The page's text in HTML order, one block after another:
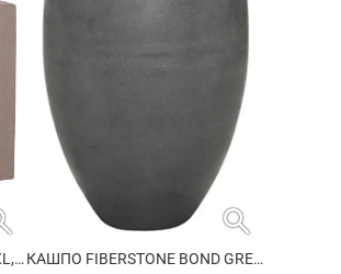
КАШПО FIBERSTONE BLOCK XL, TAUPE
search
КАШПО FIBERSTONE BOND GREY L